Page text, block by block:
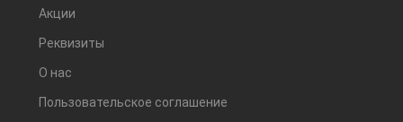
Акции
Реквизиты
О нас
Пользовательское соглашение